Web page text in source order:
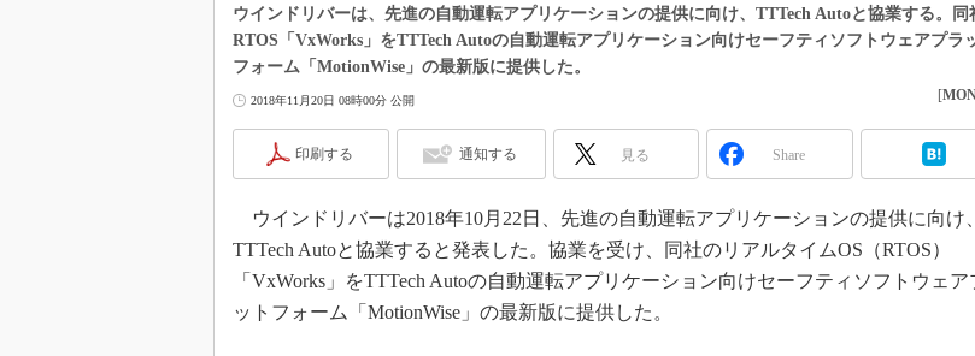
TECHNO-FRONTIER
EdgeTech+
日本ものづくりワールド
AUTOMOTIVE WORLD
産業オープンネット展
組み込み画像技術
組み込みモデリング
ISO26262
3Dプリンタ
デジタルツインとCAE
ウインドリバーは、先進の自動運転アプリケーションの提供に向け、TTTech Autoと協業する。同
RTOS「VxWorks」をTTTech Autoの自動運転アプリケーション向けセーフティソフトウェアプラ
フォーム「MotionWise」の最新版に提供した。
2018年11月20日 08時00分 公開 [
印刷する 通知する 見る Share
ウインドリバーは2018年10月22日、先進の自動運転アプリケーションの提供に向け、
TTTech Autoと協業すると発表した。協業を受け、同社のリアルタイムOS（RTOS）
「VxWorks」をTTTech Autoの自動運転アプリケーション向けセーフティソフトウェア
ットフォーム「MotionWise」の最新版に提供した。